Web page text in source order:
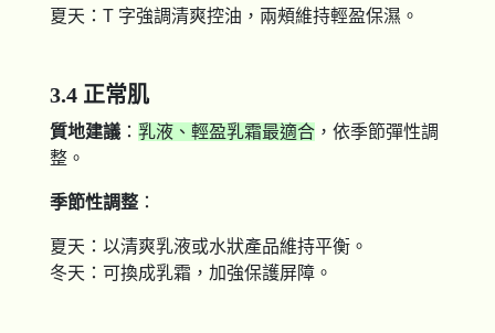
夏天：T 字強調清爽控油，兩頰維持輕盈保濕。
3.4 正常肌
質地建議 ： 乳液、輕盈乳霜最適合 ，依季節彈性調
整。
季節性調整 ：
夏天：以清爽乳液或水狀產品維持平衡。
冬天：可換成乳霜，加強保護屏障。